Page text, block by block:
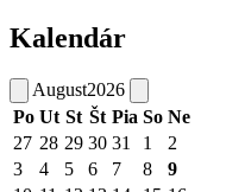
Kalendár
August2026
Po Ut St Št Pia So Ne
27 28 29 30 31 1
2
3
4 5 6 7 8
9